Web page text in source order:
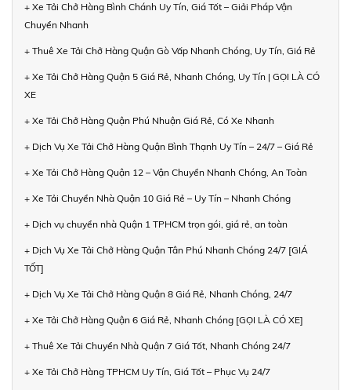
+ Xe Tải Chở Hàng Bình Chánh Uy Tín, Giá Tốt – Giải Pháp Vận
Chuyển Nhanh
+ Thuê Xe Tải Chở Hàng Quận Gò Vấp Nhanh Chóng, Uy Tín, Giá Rẻ
+ Xe Tải Chở Hàng Quận 5 Giá Rẻ, Nhanh Chóng, Uy Tín | GỌI LÀ CÓ
XE
+ Xe Tải Chở Hàng Quận Phú Nhuận Giá Rẻ, Có Xe Nhanh
+ Dịch Vụ Xe Tải Chở Hàng Quận Bình Thạnh Uy Tín – 24/7 – Giá Rẻ
+ Xe Tải Chở Hàng Quận 12 – Vận Chuyển Nhanh Chóng, An Toàn
+ Xe Tải Chuyển Nhà Quận 10 Giá Rẻ – Uy Tín – Nhanh Chóng
+ Dịch vụ chuyển nhà Quận 1 TPHCM trọn gói, giá rẻ, an toàn
+ Dịch Vụ Xe Tải Chở Hàng Quận Tân Phú Nhanh Chóng 24/7 [GIÁ
TỐT]
+ Dịch Vụ Xe Tải Chở Hàng Quận 8 Giá Rẻ, Nhanh Chóng, 24/7
+ Xe Tải Chở Hàng Quận 6 Giá Rẻ, Nhanh Chóng [GỌI LÀ CÓ XE]
+ Thuê Xe Tải Chuyển Nhà Quận 7 Giá Tốt, Nhanh Chóng 24/7
+ Xe Tải Chở Hàng TPHCM Uy Tín, Giá Tốt – Phục Vụ 24/7